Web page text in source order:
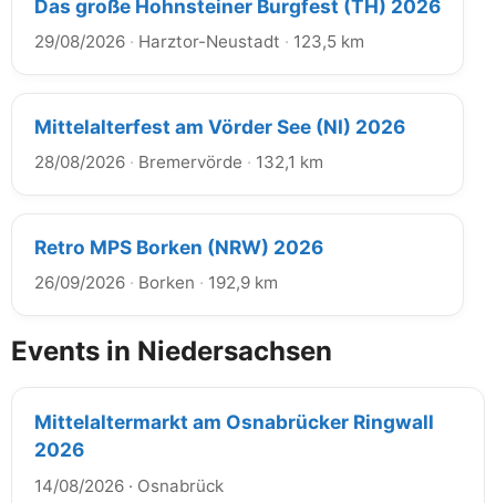
Das große Hohnsteiner Burgfest (TH) 2026
29/08/2026 · Harztor-Neustadt · 123,5 km
Mittelalterfest am Vörder See (NI) 2026
28/08/2026 · Bremervörde · 132,1 km
Retro MPS Borken (NRW) 2026
26/09/2026 · Borken · 192,9 km
Events in Niedersachsen
Mittelaltermarkt am Osnabrücker Ringwall
2026
14/08/2026 · Osnabrück